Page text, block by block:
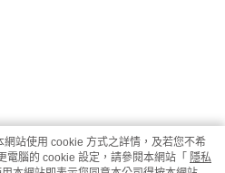
站使用 cookie 方式之詳情，及若您不希
電腦的 cookie 設定，請參閱本網站「 隱私